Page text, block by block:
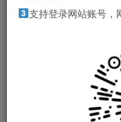
游戏介绍
《护林猿神》是一款
量在不断侵蚀丛林家
林地牢，收集多样的
犯的魔怪强敌，最终
支持登录网站账号，